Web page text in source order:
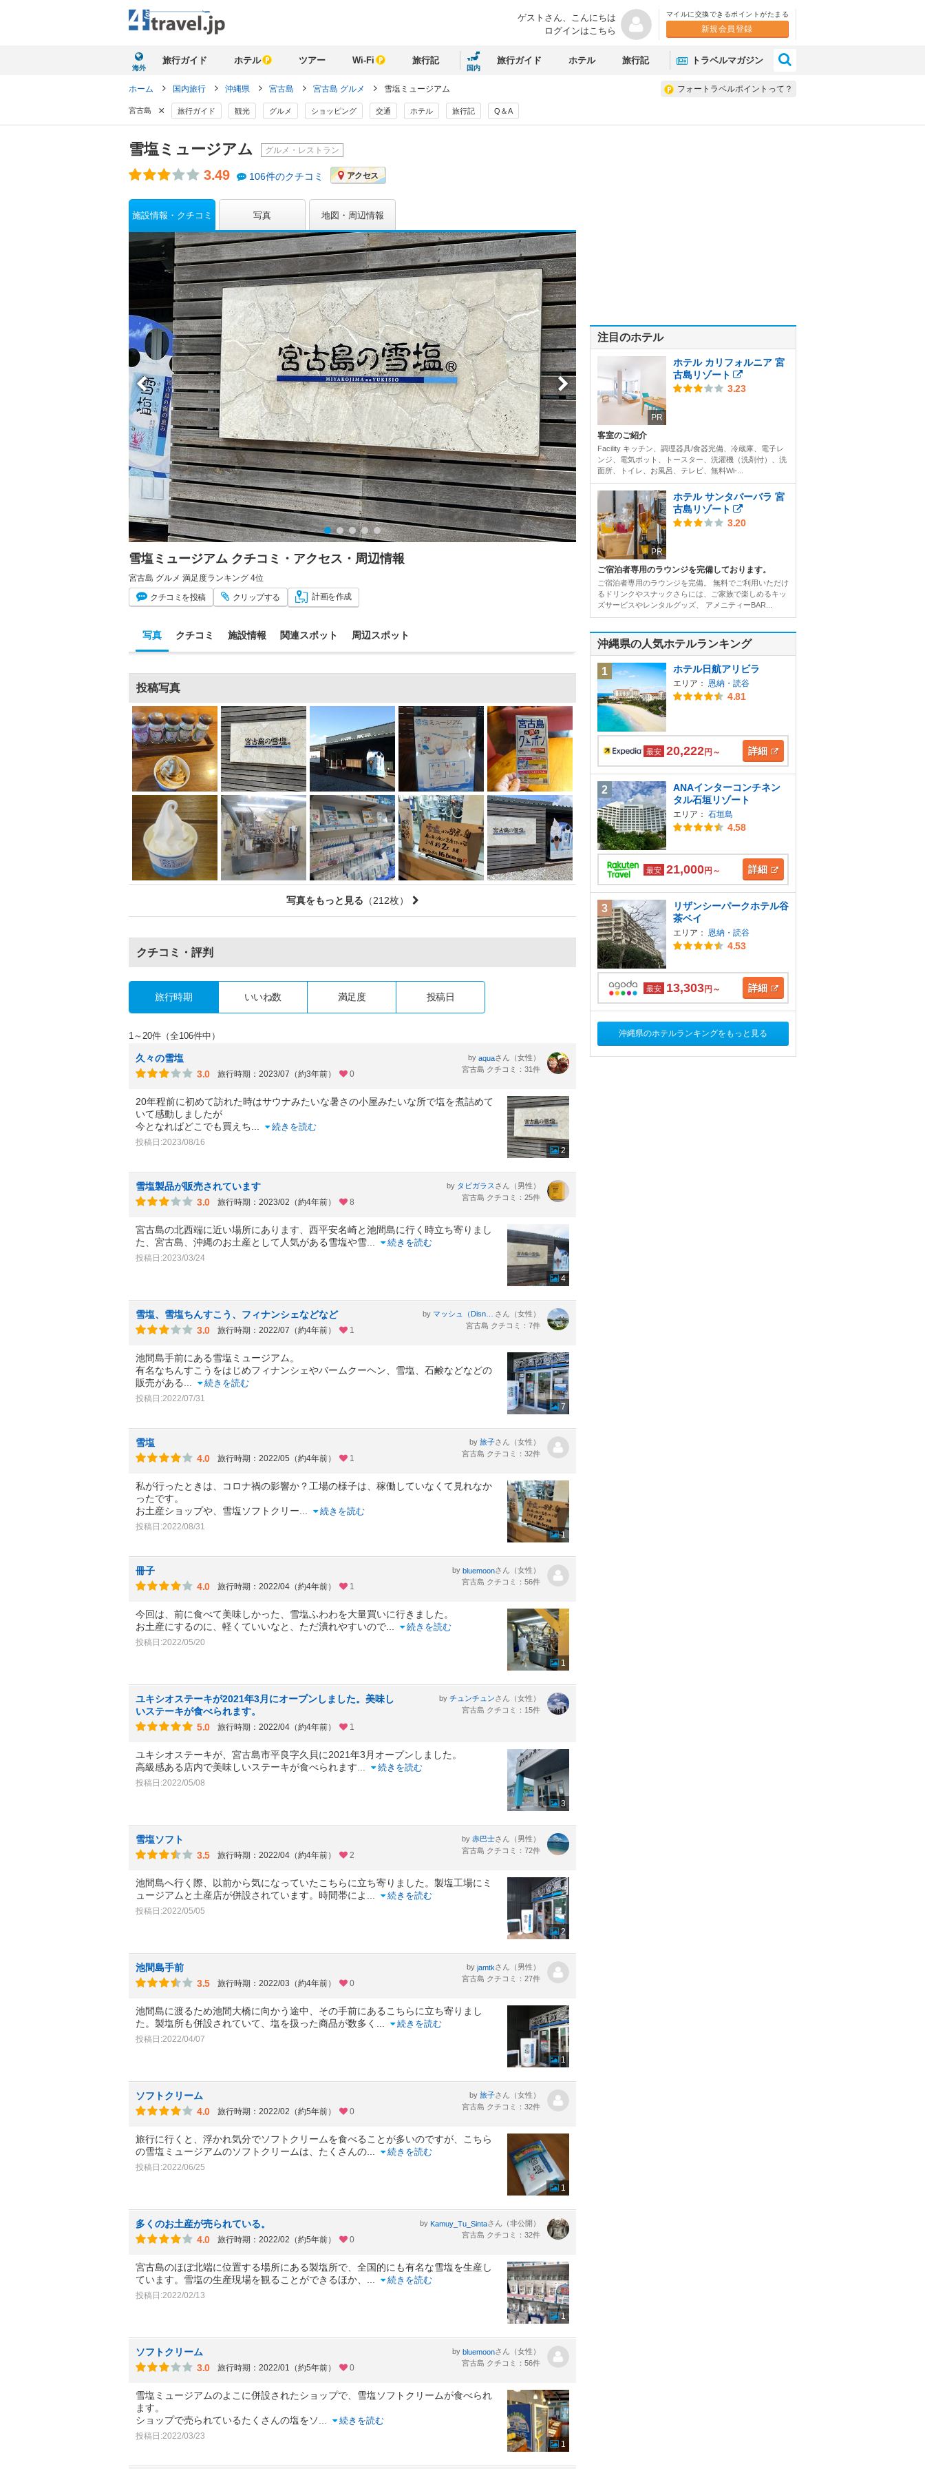
ゲストさん、 こんにちは
ログインはこちら
マイルに交換できるポイントがたまる
新規会員登録
海外
旅行ガイド ホテル ツアー Wi-Fi 旅行記
国内
旅行ガイド ホテル 旅行記 トラベルマガジン
フォートラベルポイントって？
ホーム 国内旅行 沖縄県 宮古島 宮古島 グルメ 雪塩ミュージアム
宮古島 × 旅行ガイド 観光 グルメ ショッピング 交通 ホテル 旅行記 Q＆A
雪塩ミュージアム グルメ・レストラン
3.49 106件のクチコミ アクセス
施設情報・クチコミ 写真 地図・周辺情報
雪塩ミュージアム クチコミ・アクセス・周辺情報
宮古島 グルメ 満足度ランキング 4位
クチコミ を投稿 クリップする 計画を作成
写真 クチコミ 施設情報 関連スポット 周辺スポット
投稿写真
写真をもっと見る （212枚）
クチコミ・評判
旅行時期 いいね数 満足度 投稿日
1～20件（全106件中）
久々の雪塩
3.0
旅行時期：2023/07（約3年前） 0
by aquaさん（女性）
宮古島 クチコミ：31件
20年程前に初めて訪れた時はサウナみたいな暑さの小屋みたいな所で塩を煮詰めて
いて感動しましたが
今となればどこでも買えち
続きを読む
投稿日:2023/08/16
2
雪塩製品が販売されています
3.0
旅行時期：2023/02（約4年前） 8
by タビガラス さん（男性）
宮古島 クチコミ：25件
宮古島の北西端に近い場所にあります、西平安名崎と池間島に行く時立ち寄りまし
た、宮古島、沖縄のお土産として人気がある雪塩や雪
続きを読む
投稿日:2023/03/24
4
雪塩、雪塩ちんすこう、フィナンシェなどなど
3.0
旅行時期：2022/07（約4年前） 1
by
さん（女性）
宮古島 クチコミ：7件
池間島手前にある雪塩ミュージアム。
有名なちんすこうをはじめフィナンシェやバームクーヘン、雪塩、石鹸などなどの
販売がある
続きを読む
投稿日:2022/07/31
7
雪塩
4.0
旅行時期：2022/05（約4年前） 1
by 旅子さん（女性）
宮古島 クチコミ：32件
私が行ったときは、コロナ禍の影響か？工場の様子は、稼働していなくて見れなか
ったです。
お土産ショップや、雪塩ソフトクリー
続きを読む
投稿日:2022/08/31
1
冊子
4.0
旅行時期：2022/04（約4年前） 1
by bluemoonさん（女性）
宮古島 クチコミ：56件
今回は、前に食べて美味しかった、雪塩ふわわを大量買いに行きました。
お土産にするのに、軽くていいなと、ただ潰れやすいので
続きを読む
投稿日:2022/05/20
1
ユキシオステーキが2021年3月にオープンしました。美味し
いステーキが食べられます。
5.0
旅行時期：2022/04（約4年前） 1
by チュンチュンさん（女性）
宮古島 クチコミ：15件
ユキシオステーキが、宮古島市平良字久貝に2021年3月オープンしました。
高級感ある店内で美味しいステーキが食べられます
続きを読む
投稿日:2022/05/08
3
雪塩ソフト
3.5
旅行時期：2022/04（約4年前） 2
by 赤巴士さん（男性）
宮古島 クチコミ：72件
池間島へ行く際、以前から気になっていたこちらに立ち寄りました。製塩工場にミ
ュージアムと土産店が併設されています。時間帯によ
続きを読む
投稿日:2022/05/05
2
池間島手前
3.5
旅行時期：2022/03（約4年前） 0
by jamtkさん（男性）
宮古島 クチコミ：27件
池間島に渡るため池間大橋に向かう途中、その手前にあるこちらに立ち寄りまし
た。製塩所も併設されていて、塩を扱った商品が数多く
続きを読む
投稿日:2022/04/07
1
ソフトクリーム
4.0
旅行時期：2022/02（約5年前） 0
by 旅子さん（女性）
宮古島 クチコミ：32件
旅行に行くと、浮かれ気分でソフトクリームを食べることが多いのですが、こちら
の雪塩ミュージアムのソフトクリームは、たくさんの
続きを読む
投稿日:2022/06/25
1
多くのお土産が売られている。
4.0
旅行時期：2022/02（約5年前） 0
by Kamuy_Tu_Sintaさん（非公開）
宮古島 クチコミ：32件
宮古島のほぼ北端に位置する場所にある製塩所で、全国的にも有名な雪塩を生産し
ています。雪塩の生産現場を観ることができるほか、
続きを読む
投稿日:2022/02/13
1
ソフトクリーム
3.0
旅行時期：2022/01（約5年前） 0
by bluemoonさん（女性）
宮古島 クチコミ：56件
雪塩ミュージアムのよこに併設されたショップで、雪塩ソフトクリームが食べられ
ます。
ショップで売られているたくさんの塩をソ
続きを読む
投稿日:2022/03/23
1
注目のホテル
PR
ホテル カリフォルニア 宮
古島リゾート
3.23
客室のご紹介
Facility キッチン、調理器具/食器完備、冷蔵庫、電子レ
ンジ、電気ポット、トースター、洗濯機（洗剤付）、洗
面所、トイレ、お風呂、テレビ、無料Wi-...
PR
ホテル サンタバーバラ 宮
古島リゾート
3.20
ご宿泊者専用のラウンジを完備しております。
ご宿泊者専用のラウンジを完備。 無料でご利用いただけ
るドリンクやスナックさらには、ご家族で楽しめるキッ
ズサービスやレンタルグッズ、 アメニティーBAR...
沖縄県の人気ホテルランキング
1 ホテル日航アリビラ
エリア： 恩納・読谷
4.81
最安 20,222円～ 詳細
2
ANAインターコンチネン
タル石垣リゾート
エリア： 石垣島
4.58
最安 21,000円～ 詳細
3
リザンシーパークホテル谷
茶ベイ
エリア： 恩納・読谷
4.53
最安 13,303円～ 詳細
沖縄県のホテルランキングをもっと見る